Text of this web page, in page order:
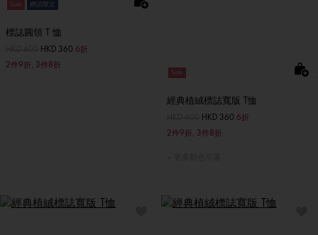
Sale 網店限定
標誌圓領 T 恤
價格扣減從至HKD 360 6折
2件9折, 3件8折
Sale
經典植絨標誌寬版 T恤
價格扣減從至HKD 360 6折
2件9折, 3件8折